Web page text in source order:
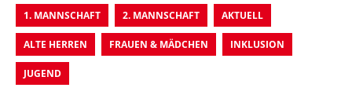
1. MANNSCHAFT 2. MANNSCHAFT AKTUELL
ALTE HERREN FRAUEN & MÄDCHEN INKLUSION
JUGEND